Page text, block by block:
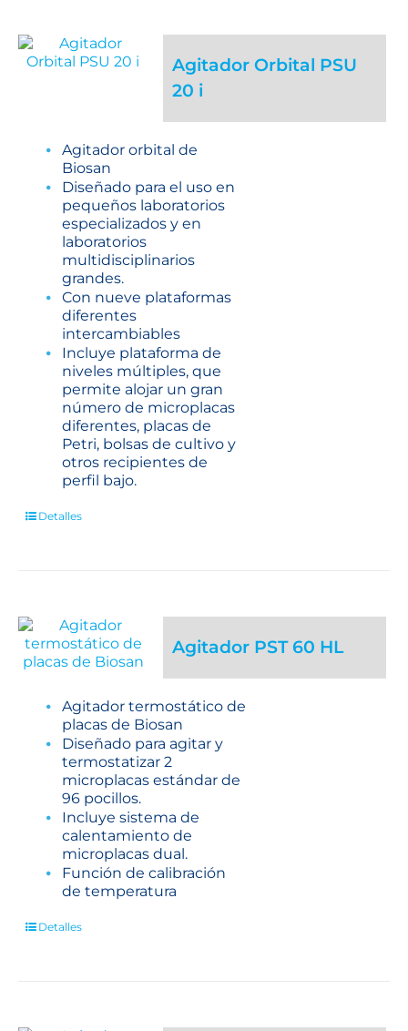
Agitador Orbital PSU
20 i
Agitador orbital de
Biosan
Diseñado para el uso en
pequeños laboratorios
especializados y en
laboratorios
multidisciplinarios
grandes.
Con nueve plataformas
diferentes
intercambiables
Incluye plataforma de
niveles múltiples, que
permite alojar un gran
número de microplacas
diferentes, placas de
Petri, bolsas de cultivo y
otros recipientes de
perfil bajo.
Detalles
Agitador PST 60 HL
Agitador termostático de
placas de Biosan
Diseñado para agitar y
termostatizar 2
microplacas estándar de
96 pocillos.
Incluye sistema de
calentamiento de
microplacas dual.
Función de calibración
de temperatura
Detalles